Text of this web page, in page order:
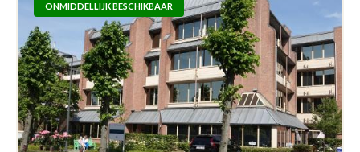
ONMIDDELLIJK BESCHIKBAAR